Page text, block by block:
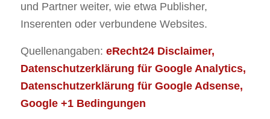
und Partner weiter, wie etwa Publisher,
Inserenten oder verbundene Websites.
Quellenangaben: eRecht24 Disclaimer,
Datenschutzerklärung für Google Analytics,
Datenschutzerklärung für Google Adsense,
Google +1 Bedingungen